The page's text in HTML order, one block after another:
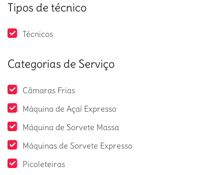
Tipos de técnico
Técnicos
Categorias de Serviço
Câmaras Frias
Máquina de Açaí Expresso
Máquina de Sorvete Massa
Máquinas de Sorvete Expresso
Picoleteiras